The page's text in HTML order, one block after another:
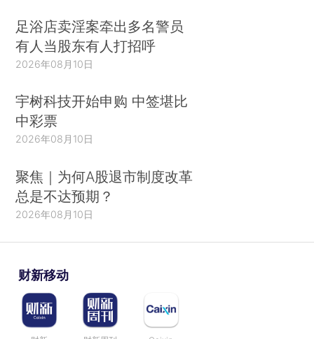
足浴店卖淫案牵出多名警员
有人当股东有人打招呼
2026年08月10日
宇树科技开始申购 中签堪比
中彩票
2026年08月10日
聚焦｜为何A股退市制度改革
总是不达预期？
2026年08月10日
财新移动